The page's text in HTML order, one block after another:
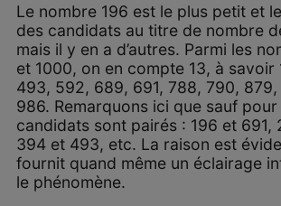
Le nombre 196 est le plus petit et
des candidats au titre de nombre
mais il y en a d’autres. Parmi les
et 1000, on en compte 13, à savoir
493, 592, 689, 691, 788, 790, 879,
986. Remarquons ici que sauf
candidats sont pairés : 196 et 691,
394 et 493, etc. La raison est
fournit quand même un éclairage
le phénomène.